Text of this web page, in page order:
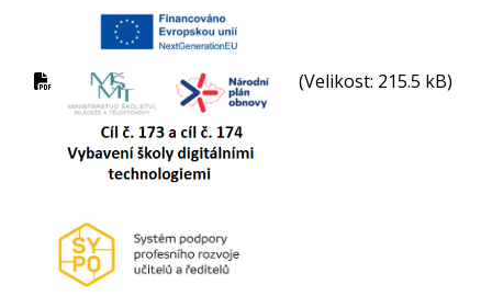
(Velikost: 215.5 kB)